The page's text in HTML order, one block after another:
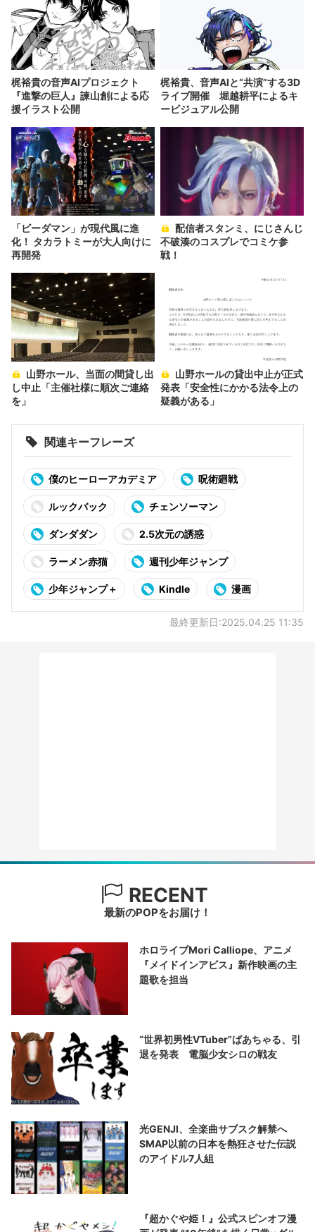
梶裕貴の音声AIプロジェクト
『進撃の巨人』諫山創による応
援イラスト公開
梶裕貴、音声AIと“共演”する3D
ライブ開催 堀越耕平によるキ
ービジュアル公開
「ビーダマン」が現代風に進
化！ タカラトミーが大人向けに
再開発
不破湊のコスプレでコミケ参
戦！
し中止「主催社様に順次ご連絡
を」
発表「安全性にかかる法令上の
疑義がある」
関連キーフレーズ
僕のヒーローアカデミア 呪術廻戦
ルックバック チェンソーマン
ダンダダン 2.5次元の誘惑
ラーメン赤猫 週刊少年ジャンプ
少年ジャンプ＋ Kindle 漫画
最終更新日:2025.04.25 11:35
RECENT
最新のPOPをお届け！
ホロライブMori Calliope、アニメ
『メイドインアビス』新作映画の主
題歌を担当
“世界初男性VTuber”ばあちゃる、引
退を発表 電脳少女シロの戦友
光GENJI、全楽曲サブスク解禁へ
SMAP以前の日本を熱狂させた伝説
のアイドル7人組
『超かぐや姫！』公式スピンオフ漫